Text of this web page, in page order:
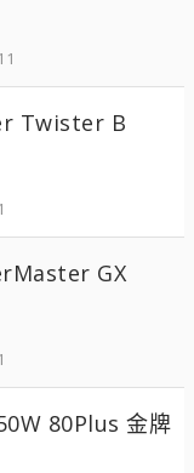
Twister B
GX
80Plus 金牌